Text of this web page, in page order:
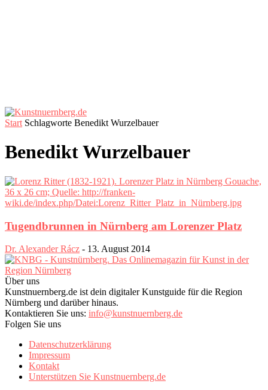
Start Schlagworte Benedikt Wurzelbauer
Benedikt Wurzelbauer
Tugendbrunnen in Nürnberg am Lorenzer Platz
Dr. Alexander Rácz - 13. August 2014
Über uns
Kunstnuernberg.de ist dein digitaler Kunstguide für die Region
Nürnberg und darüber hinaus.
Kontaktieren Sie uns: info@kunstnuernberg.de
Folgen Sie uns
Datenschutzerklärung
Impressum
Kontakt
Unterstützen Sie Kunstnuernberg.de